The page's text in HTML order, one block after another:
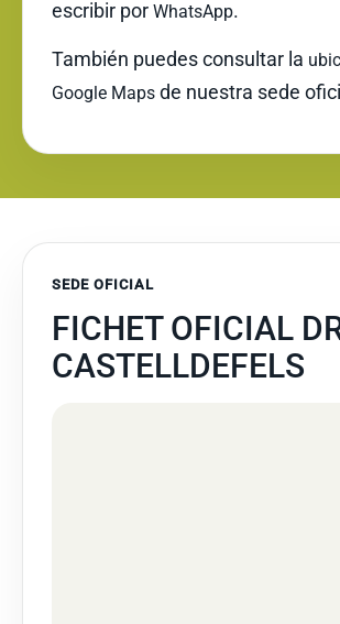
escribir por WhatsApp.
También puedes consultar la
Google Maps de nuestra sede
SEDE OFICIAL
FICHET OFICIAL
CASTELLDEFELS